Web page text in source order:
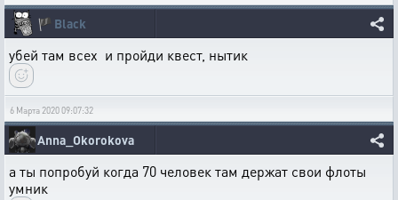
🏴 Black
убей там всех и пройди квест, нытик
6 Марта 2020 09:07:32
Anna_Okorokova
а ты попробуй когда 70 человек там держат свои флоты
умник